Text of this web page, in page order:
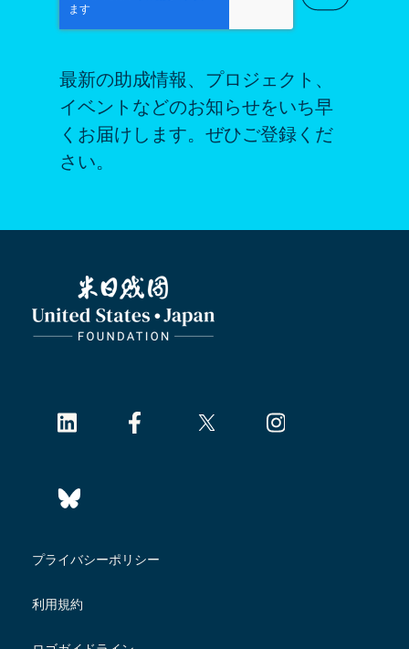
最新の助成情報、プロジェクト、
イベントなどのお知らせをいち早
くお届けします。ぜひご登録くだ
さい。
プライバシーポリシー
利用規約